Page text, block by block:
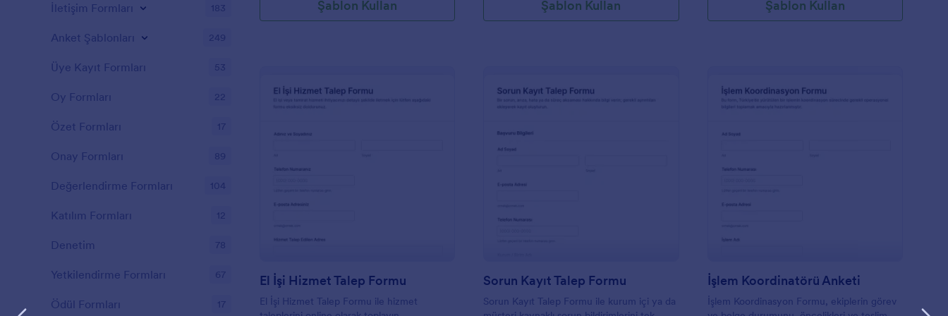
Şablon Kullan Şablon Kullan Şablon Kullan
El İşi Hizmet Talep Formu
El İşi Hizmet Talep Formu ile hizmet
Sorun Kayıt Talep Formu
Sorun Kayıt Talep Formu ile kurum içi ya da
İşlem Koordinatörü Anketi
İşlem Koordinasyon Formu, ekiplerin görev
İletişim Formları 183
Anket Şablonları 249
Üye Kayıt Formları 53
Oy Formları 22
Özet Formları 17
Onay Formları 89
Değerlendirme Formları 104
Katılım Formları 12
Denetim 78
Yetkilendirme Formları 67
Ödül Formları 17